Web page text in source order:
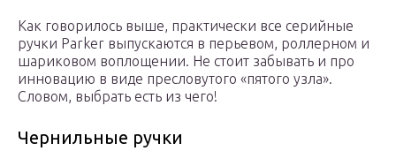
Как говорилось выше, практически все серийные
ручки Parker выпускаются в перьевом, роллерном и
шариковом воплощении. Не стоит забывать и про
инновацию в виде пресловутого «пятого узла».
Словом, выбрать есть из чего!
Чернильные ручки